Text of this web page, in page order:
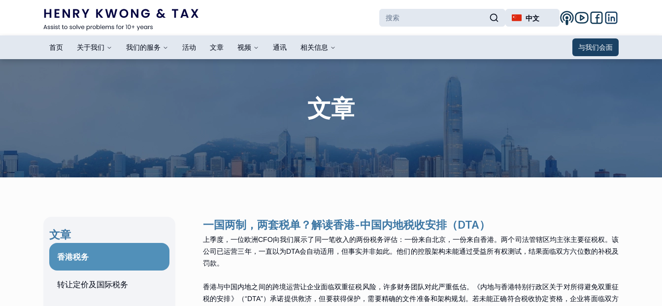
中文
首页 关于我们 我们的服务 活动 文章 视频 通讯 相关信息 与我们会面
文章
文章
香港税务
转让定价及国际税务
一国两制，两套税单？解读香港-中国内地税收安排（DTA）
上季度，一位欧洲CFO向我们展示了同一笔收入的两份税务评估：一份来自北京，一份来自香港。两个司法管辖区均主张主要征税权。该
公司已运营三年，一直以为DTA会自动适用，但事实并非如此。他们的控股架构未能通过受益所有权测试，结果面临双方六位数的补税及
罚款。
香港与中国内地之间的跨境运营让企业面临双重征税风险，许多财务团队对此严重低估。《内地与香港特别行政区关于对所得避免双重征
税的安排》（“DTA”）承诺提供救济，但要获得保护，需要精确的文件准备和架构规划。若未能正确符合税收协定资格，企业将面临双方